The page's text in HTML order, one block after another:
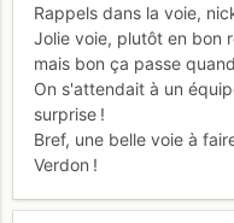
Rappels dans la voie,
Jolie voie, plutôt en bon
mais bon ça passe
On s'attendait à un
surprise !
Bref, une belle voie à
Verdon !